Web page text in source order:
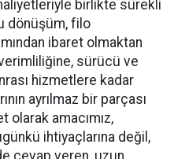
birlikte sürekli
dönüşüm, filo
ibaret olmaktan
verimliliğine, sürücü ve
hizmetlere kadar
ayrılmaz bir parçası
olarak amacımız,
ihtiyaçlarına değil,
cevap veren, uzun